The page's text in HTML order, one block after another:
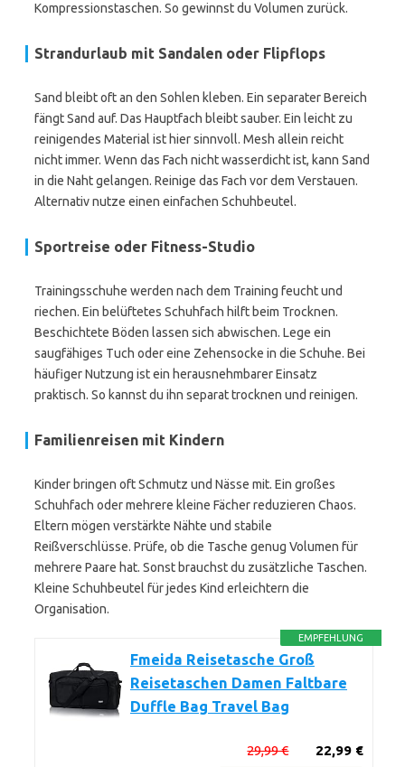
Kompressionstaschen. So gewinnst du Volumen zurück.
Strandurlaub mit Sandalen oder Flipflops
Sand bleibt oft an den Sohlen kleben. Ein separater Bereich
fängt Sand auf. Das Hauptfach bleibt sauber. Ein leicht zu
reinigendes Material ist hier sinnvoll. Mesh allein reicht
nicht immer. Wenn das Fach nicht wasserdicht ist, kann Sand
in die Naht gelangen. Reinige das Fach vor dem Verstauen.
Alternativ nutze einen einfachen Schuhbeutel.
Sportreise oder Fitness-Studio
Trainingsschuhe werden nach dem Training feucht und
riechen. Ein belüftetes Schuhfach hilft beim Trocknen.
Beschichtete Böden lassen sich abwischen. Lege ein
saugfähiges Tuch oder eine Zehensocke in die Schuhe. Bei
häufiger Nutzung ist ein herausnehmbarer Einsatz
praktisch. So kannst du ihn separat trocknen und reinigen.
Familienreisen mit Kindern
Kinder bringen oft Schmutz und Nässe mit. Ein großes
Schuhfach oder mehrere kleine Fächer reduzieren Chaos.
Eltern mögen verstärkte Nähte und stabile
Reißverschlüsse. Prüfe, ob die Tasche genug Volumen für
mehrere Paare hat. Sonst brauchst du zusätzliche Taschen.
Kleine Schuhbeutel für jedes Kind erleichtern die
Organisation.
EMPFEHLUNG
Fmeida Reisetasche Groß
Reisetaschen Damen Faltbare
Duffle Bag Travel Bag
22,99 €
29,99 €